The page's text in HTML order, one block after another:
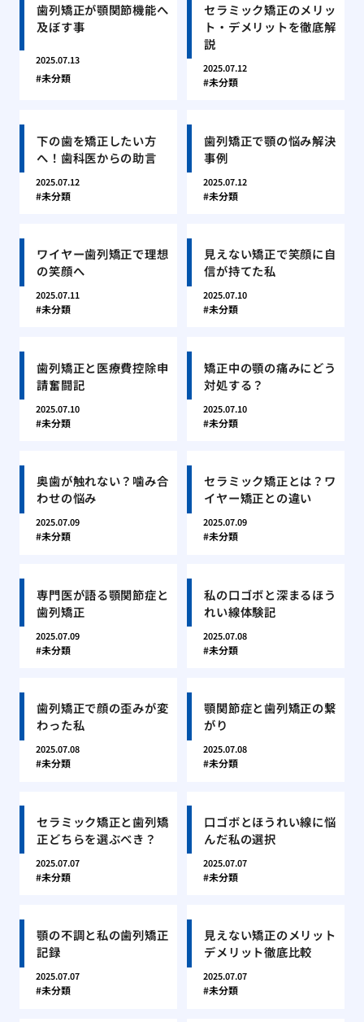
歯列矯正が顎関節機能へ
及ぼす事
2025.07.13
未分類
セラミック矯正のメリッ
ト・デメリットを徹底解
説
2025.07.12
未分類
下の歯を矯正したい方
へ！歯科医からの助言
2025.07.12
未分類
歯列矯正で顎の悩み解決
事例
2025.07.12
未分類
ワイヤー歯列矯正で理想
の笑顔へ
2025.07.11
未分類
見えない矯正で笑顔に自
信が持てた私
2025.07.10
未分類
歯列矯正と医療費控除申
請奮闘記
2025.07.10
未分類
矯正中の顎の痛みにどう
対処する？
2025.07.10
未分類
奥歯が触れない？噛み合
わせの悩み
2025.07.09
未分類
セラミック矯正とは？ワ
イヤー矯正との違い
2025.07.09
未分類
専門医が語る顎関節症と
歯列矯正
2025.07.09
未分類
私の口ゴボと深まるほう
れい線体験記
2025.07.08
未分類
歯列矯正で顔の歪みが変
わった私
2025.07.08
未分類
顎関節症と歯列矯正の繋
がり
2025.07.08
未分類
セラミック矯正と歯列矯
正どちらを選ぶべき？
2025.07.07
未分類
口ゴボとほうれい線に悩
んだ私の選択
2025.07.07
未分類
顎の不調と私の歯列矯正
記録
2025.07.07
未分類
見えない矯正のメリット
デメリット徹底比較
2025.07.07
未分類